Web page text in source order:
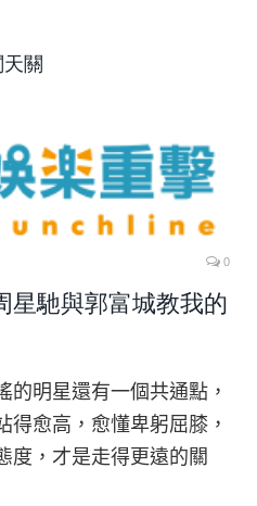
關
0
星馳與郭富城教我的
的明星還有一個共通點，
得愈高，愈懂卑躬屈膝，
度，才是走得更遠的關